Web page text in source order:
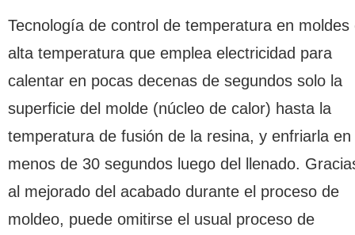
Tecnología de control de temperatura en moldes
alta temperatura que emplea electricidad para
calentar en pocas decenas de segundos solo la
superficie del molde (núcleo de calor) hasta la
temperatura de fusión de la resina, y enfriarla en
menos de 30 segundos luego del llenado.
al mejorado del acabado durante el proceso de
moldeo, puede omitirse el usual proceso de